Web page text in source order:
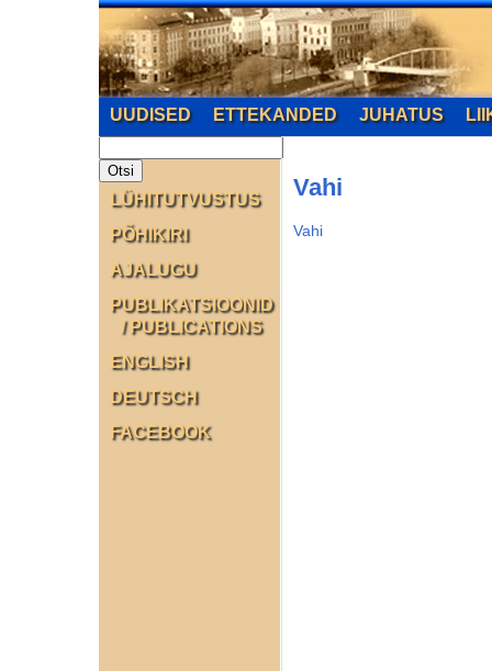
UUDISED ETTEKANDED JUHATUS
Vahi
Vahi
LÜHITUTVUSTUS
PÕHIKIRI
AJALUGU
PUBLIKATSIOONID
/ PUBLICATIONS
ENGLISH
DEUTSCH
FACEBOOK